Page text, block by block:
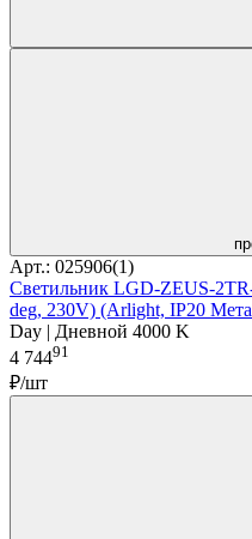
Арт.: 025906(1)
Светильник LGD-ZEUS-
deg, 230V) (Arlight, IP20
Day | Дневной 4000 K
4 74491
₽/шт